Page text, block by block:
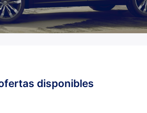
disponibles